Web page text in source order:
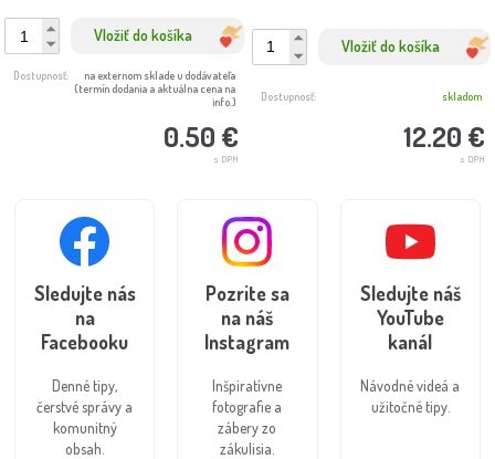
Vložiť do košíka
0.50 €
s DPH
Dostupnosť:
na externom sklade u dodávateľa
(termín dodania a aktuálna cena na
info.)
Vložiť do košíka
12.20 €
s DPH
Dostupnosť: skladom
Sledujte nás
na
Facebooku
Denné tipy,
čerstvé správy a
komunitný
obsah.
Pozrite sa
na náš
Instagram
Inšpiratívne
fotografie a
zábery zo
zákulisia.
Sledujte náš
YouTube
kanál
Návodné videá a
užitočné tipy.